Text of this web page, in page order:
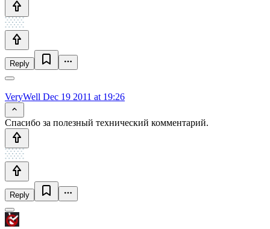
Reply
VeryWell Dec 19 2011 at 19:26
Спасибо за полезный технический комментарий.
Reply